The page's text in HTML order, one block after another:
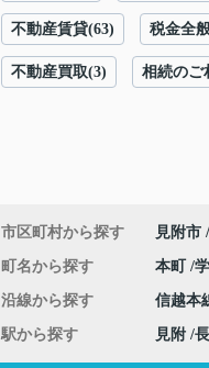
不動産賃貸(63) 税金全
不動産買取(3) 相続のご
市区町村から探す 見附市
町名から探す 本町
沿線から探す 信越本
駅から探す 見附